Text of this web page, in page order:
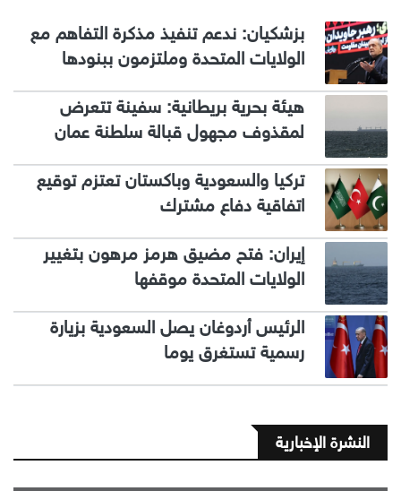
بزشكيان: ندعم تنفيذ مذكرة التفاهم مع
الولايات المتحدة وملتزمون ببنودها
هيئة بحرية بريطانية: سفينة تتعرض
لمقذوف مجهول قبالة سلطنة عمان
تركيا والسعودية وباكستان تعتزم توقيع
اتفاقية دفاع مشترك
إيران: فتح مضيق هرمز مرهون بتغيير
الولايات المتحدة موقفها
الرئيس أردوغان يصل السعودية بزيارة
رسمية تستغرق يوما
النشرة الإخبارية